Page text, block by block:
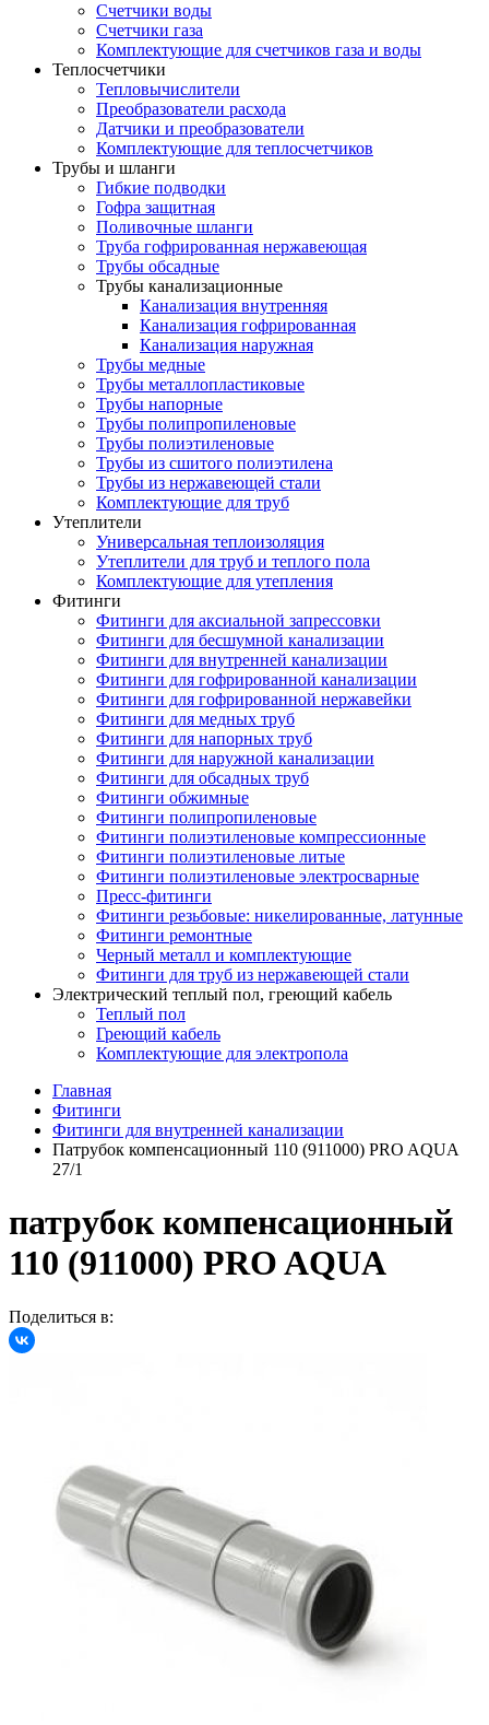
Счетчики воды
Счетчики газа
Комплектующие для счетчиков газа и воды
Теплосчетчики
Тепловычислители
Преобразователи расхода
Датчики и преобразователи
Комплектующие для теплосчетчиков
Трубы и шланги
Гибкие подводки
Гофра защитная
Поливочные шланги
Труба гофрированная нержавеющая
Трубы обсадные
Трубы канализационные
Канализация внутренняя
Канализация гофрированная
Канализация наружная
Трубы медные
Трубы металлопластиковые
Трубы напорные
Трубы полипропиленовые
Трубы полиэтиленовые
Трубы из сшитого полиэтилена
Трубы из нержавеющей стали
Комплектующие для труб
Утеплители
Универсальная теплоизоляция
Утеплители для труб и теплого пола
Комплектующие для утепления
Фитинги
Фитинги для аксиальной запрессовки
Фитинги для бесшумной канализации
Фитинги для внутренней канализации
Фитинги для гофрированной канализации
Фитинги для гофрированной нержавейки
Фитинги для медных труб
Фитинги для напорных труб
Фитинги для наружной канализации
Фитинги для обсадных труб
Фитинги обжимные
Фитинги полипропиленовые
Фитинги полиэтиленовые компрессионные
Фитинги полиэтиленовые литые
Фитинги полиэтиленовые электросварные
Пресс-фитинги
Фитинги резьбовые: никелированные, латунные
Фитинги ремонтные
Черный металл и комплектующие
Фитинги для труб из нержавеющей стали
Электрический теплый пол, греющий кабель
Теплый пол
Греющий кабель
Комплектующие для электропола
Главная
Фитинги
Фитинги для внутренней канализации
Патрубок компенсационный 110 (911000) PRO AQUA
27/1
патрубок компенсационный
110 (911000) PRO AQUA
Поделиться в: